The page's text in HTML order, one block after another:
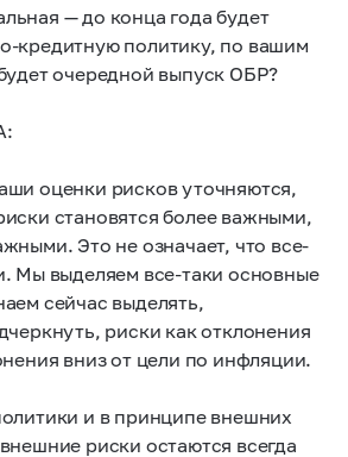
— до конца года будет
кредитную политику, по вашим
очередной выпуск ОБР?
оценки рисков уточняются,
становятся более важными,
Это не означает, что все-
Мы выделяем все-таки основные
сейчас выделять,
риски как отклонения
вниз от цели по инфляции.
и в принципе внешних
риски остаются всегда